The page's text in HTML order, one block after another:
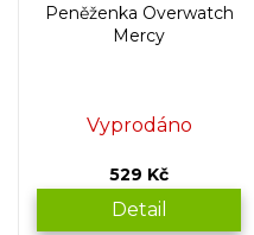
Peněženka Overwatch
Mercy
Vyprodáno
529 Kč
Detail